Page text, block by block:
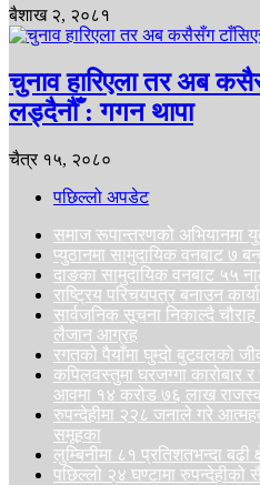
बैशाख २, २०८१
चुनाव हारिएला तर अब
लड्दैनौँ : गगन थापा
चैत्र १५, २०८०
पछिल्लो अपडेट
समाज रूपान्तरणको अभियानमा
प्युठानमा सामुदायिक वनबाट ७
दाङका सामुदायिक वनबाट ५५
राष्ट्रिय परिचयपत्र बनाउन
सार्वजनिक सूचना निकाल्दै
लैजान आग्रह
रगतको पैयाँमा घुम्दो बुटवलको
कपिलवस्तुमा घरजग्गा कारोबार
आवमा १४ करोड ७६ लाख
रुपन्देहीमा २२८ जनाले गरे
समूहका
लुम्बिनीमा ८१ प्रतिशतभन्दा बढी
पछिल्लो २४ घण्टामा रुपन्देहीको